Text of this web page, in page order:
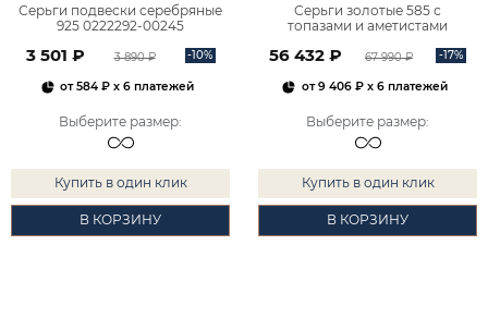
Серьги подвески серебряные
925 0222292-00245
3 501 ₽ 3 890 ₽ -10%
от584 ₽ x 6 платежей
Выберите размер:
Купить в один клик
В КОРЗИНУ
Серьги золотые 585 с
топазами и аметистами
56 432 ₽ 67 990 ₽ -17%
от9 406 ₽x 6 платежей
Выберите размер:
Купить в один клик
В КОРЗИНУ